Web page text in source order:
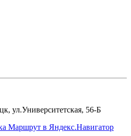
, ул.Университетская, 56-Б
Маршрут в Яндекс.Навигатор